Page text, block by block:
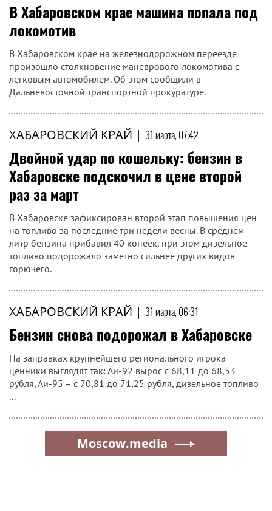
В Хабаровском крае машина попала под
локомотив
В Хабаровском крае на железнодорожном переезде
произошло столкновение маневрового локомотива с
легковым автомобилем. Об этом сообщили в
Дальневосточной транспортной прокуратуре.
ХАБАРОВСКИЙ КРАЙ | 31 марта, 07:42
Двойной удар по кошельку: бензин в
Хабаровске подскочил в цене второй
раз за март
В Хабаровске зафиксирован второй этап повышения цен
на топливо за последние три недели весны. В среднем
литр бензина прибавил 40 копеек, при этом дизельное
топливо подорожало заметно сильнее других видов
горючего.
ХАБАРОВСКИЙ КРАЙ | 31 марта, 06:31
Бензин снова подорожал в Хабаровске
На заправках крупнейшего регионального игрока
ценники выглядят так: Аи-92 вырос с 68,11 до 68,53
рубля, Аи-95 – с 70,81 до 71,25 рубля, дизельное топливо
...
Moscow.media